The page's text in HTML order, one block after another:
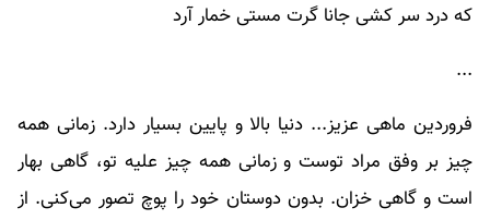
که درد سر کشی جانا گرت مستی خمار آرد
...
فروردین ماهی عزیز... دنیا بالا و پایین بسیار دارد. زمانی همه
چیز بر وفق مراد توست و زمانی همه چیز علیه تو، گاهی بهار
است و گاهی خزان. بدون دوستان خود را پوچ تصور می‌کنی. از